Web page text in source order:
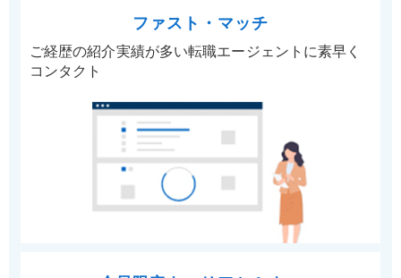
ファスト・マッチ
ご経歴の紹介実績が多い転職エージェントに素早く
コンタクト